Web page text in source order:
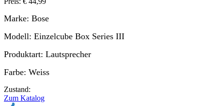
Marke: Bose
Modell: Einzelcube Box Series III
Produktart: Lautsprecher
Farbe: Weiss
Zustand:
Zum Katalog